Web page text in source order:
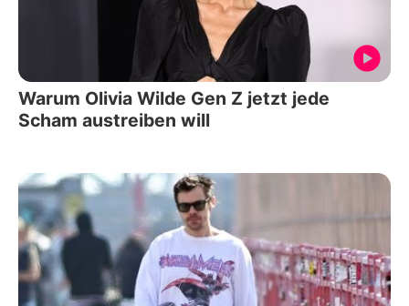
Warum Olivia Wilde Gen Z jetzt jede
Scham austreiben will